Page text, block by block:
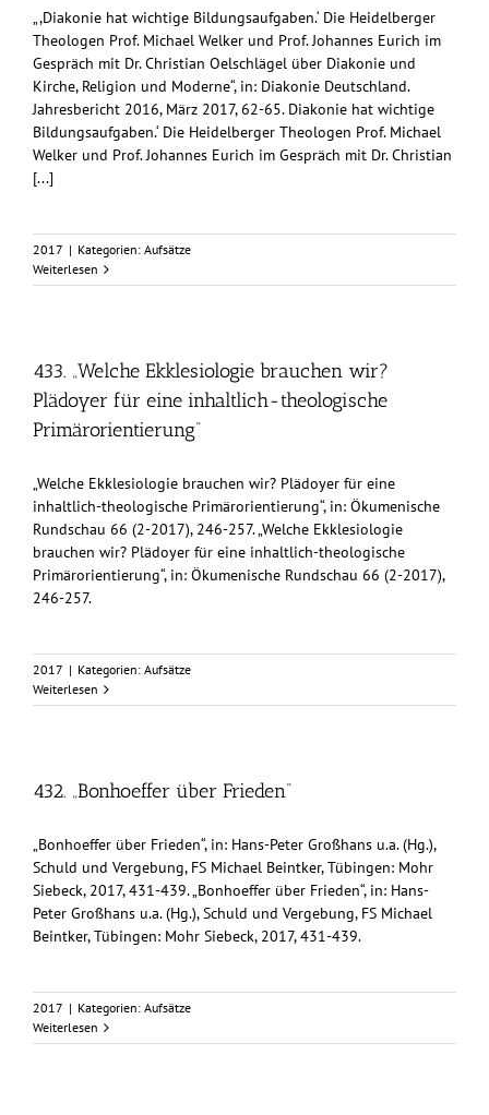
„,Diakonie hat wichtige Bildungsaufgaben.‘ Die Heidelberger
Theologen Prof. Michael Welker und Prof. Johannes Eurich im
Gespräch mit Dr. Christian Oelschlägel über Diakonie und
Kirche, Religion und Moderne“, in: Diakonie Deutschland.
Jahresbericht 2016, März 2017, 62-65. Diakonie hat wichtige
Bildungsaufgaben.‘ Die Heidelberger Theologen Prof. Michael
Welker und Prof. Johannes Eurich im Gespräch mit Dr. Christian
[...]
2017 | Kategorien: Aufsätze
Weiterlesen
433. „Welche Ekklesiologie brauchen wir?
Plädoyer für eine inhaltlich-theologische
Primärorientierung“
„Welche Ekklesiologie brauchen wir? Plädoyer für eine
inhaltlich-theologische Primärorientierung“, in: Ökumenische
Rundschau 66 (2-2017), 246-257. „Welche Ekklesiologie
brauchen wir? Plädoyer für eine inhaltlich-theologische
Primärorientierung“, in: Ökumenische Rundschau 66 (2-2017),
246-257.
2017 | Kategorien: Aufsätze
Weiterlesen
432. „Bonhoeffer über Frieden“
„Bonhoeffer über Frieden“, in: Hans-Peter Großhans u.a. (Hg.),
Schuld und Vergebung, FS Michael Beintker, Tübingen: Mohr
Siebeck, 2017, 431-439. „Bonhoeffer über Frieden“, in: Hans-
Peter Großhans u.a. (Hg.), Schuld und Vergebung, FS Michael
Beintker, Tübingen: Mohr Siebeck, 2017, 431-439.
2017 | Kategorien: Aufsätze
Weiterlesen